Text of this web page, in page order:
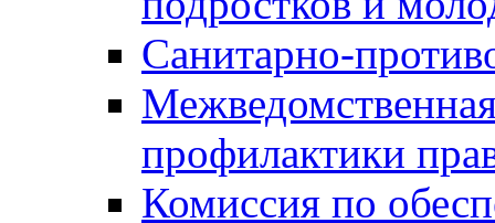
Санитарно-
профилактики
Комиссия по